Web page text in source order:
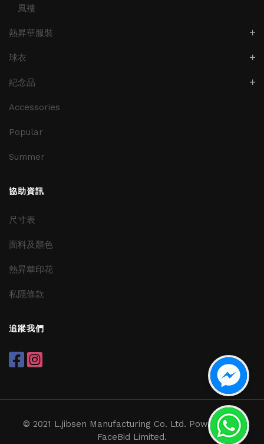
風褸
熱昇華服裝
球衣
紀念品
Accessories
Popular
Summer
協助資訊
尺寸表
面料及顏色
熱昇華印花
私隱條款
追蹤我們
© 2021 L.jibsen Manufacturing Co. Ltd. Powered by
FaceBid Limited.